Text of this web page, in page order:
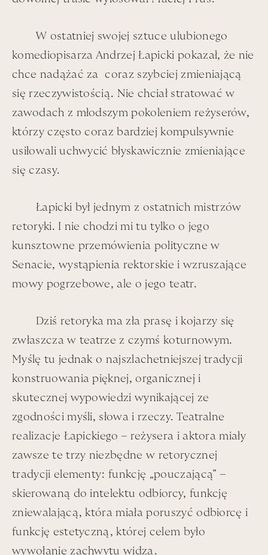
autorytetem.
Udana profesura, podobnie jak diagnoza u dobrego
chirurga, to nie mniej, ale i nie więcej, niż ciepło
wzroku plus skalpel w gotowości.
– jego klej.
Może i tegoż Towarzystwa - Wykrzyknik !
cytat z samego Dudka. I z Dudkiem w Juracie – takie
życie rzeczywiście miało sens. Spora część
przebywania na Wybrzeżu Helskim w zgodzie z tą
zasadą nabierała kształtu. A środowisko trwało tam –
co rok. Tygodniami.
pozwalam sobie na poniższą tematyczną „Foto-Szopkę”
domowej roboty: 100 lat x TP/ 100 lat x Łapa =Foto-
Szopka.
W ostatniej swojej sztuce ulubionego
komediopisarza Andrzej Łapicki pokazał, że nie
chce nadążać za coraz szybciej zmieniającą
się rzeczywistością. Nie chciał stratować w
zawodach z młodszym pokoleniem reżyserów,
którzy często coraz bardziej kompulsywnie
usiłowali uchwycić błyskawicznie zmieniające
się czasy.
Łapicki był jednym z ostatnich mistrzów
retoryki. I nie chodzi mi tu tylko o jego
kunsztowne przemówienia polityczne w
Senacie, wystąpienia rektorskie i wzruszające
mowy pogrzebowe, ale o jego teatr.
Dziś retoryka ma zła prasę i kojarzy się
zwłaszcza w teatrze z czymś koturnowym.
Myślę tu jednak o najszlachetniejszej tradycji
konstruowania pięknej, organicznej i
skutecznej wypowiedzi wynikającej ze
zgodności myśli, słowa i rzeczy. Teatralne
realizacje Łapickiego – reżysera i aktora miały
zawsze te trzy niezbędne w retorycznej
tradycji elementy: funkcję „pouczającą” –
skierowaną do intelektu odbiorcy, funkcję
zniewalającą, która miała poruszyć odbiorcę i
funkcję estetyczną, której celem było
wywołanie zachwytu widza.